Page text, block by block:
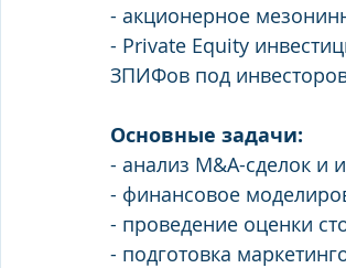
- акционерное
- Private Equity
ЗПИФов под
Основные задачи:
- анализ M&A-сделок и
- финансовое
- проведение оценки
- подготовка